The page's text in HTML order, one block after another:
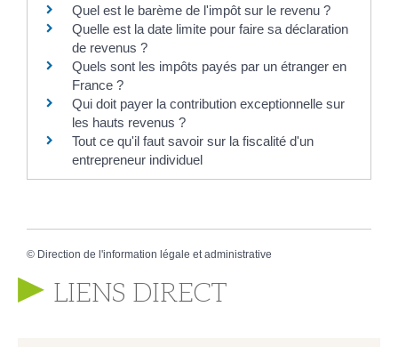
Quel est le barème de l'impôt sur le revenu ?
Quelle est la date limite pour faire sa déclaration
de revenus ?
Quels sont les impôts payés par un étranger en
France ?
Qui doit payer la contribution exceptionnelle sur
les hauts revenus ?
Tout ce qu'il faut savoir sur la fiscalité d'un
entrepreneur individuel
© Direction de l'information légale et administrative
LIENS DIRECT